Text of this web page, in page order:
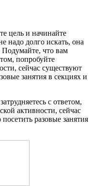
цель и начинайте
надо долго искать, она
Подумайте, что вам
попробуйте
сейчас существуют
занятия в секциях и
с ответом,
активности, сейчас
разовые занятия